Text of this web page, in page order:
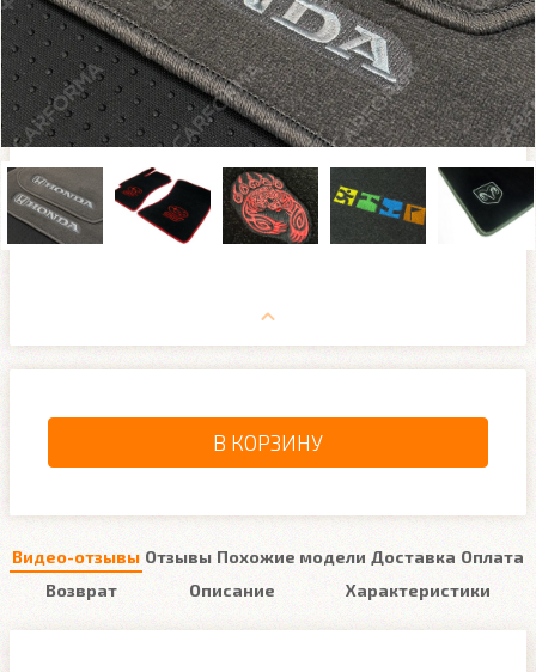
В КОРЗИНУ
Видео-отзывы Отзывы Похожие модели Доставка Оплата
Возврат
Описание Характеристики